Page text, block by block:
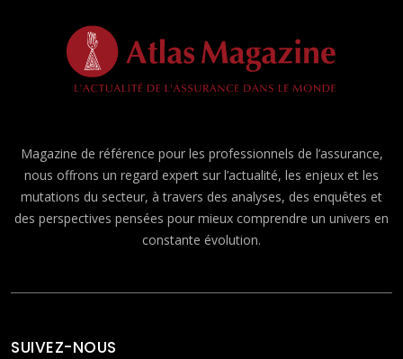
Magazine de référence pour les professionnels de l’assurance,
nous offrons un regard expert sur l’actualité, les enjeux et les
mutations du secteur, à travers des analyses, des enquêtes et
des perspectives pensées pour mieux comprendre un univers en
constante évolution.
SUIVEZ-NOUS